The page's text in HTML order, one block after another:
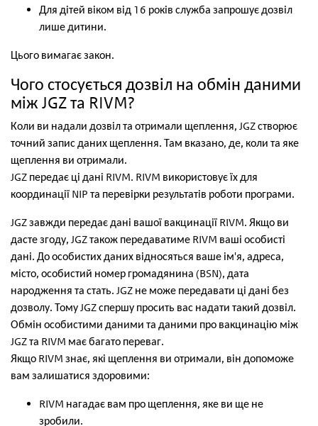
Для дітей віком від 16 років служба запрошує дозвіл
лише дитини.
Цього вимагає закон.
Чого стосується дозвіл на обмін даними
між JGZ та RIVM?
Коли ви надали дозвіл та отримали щеплення, JGZ створює
точний запис даних щеплення. Там вказано, де, коли та яке
щеплення ви отримали.
JGZ передає ці дані RIVM. RIVM використовує їх для
координації NIP та перевірки результатів роботи програми.
JGZ завжди передає дані вашої вакцинації RIVM. Якщо ви
дасте згоду, JGZ також передаватиме RIVM ваші особисті
дані. До особистих даних відносяться ваше ім'я, адреса,
місто, особистий номер громадянина (BSN), дата
народження та стать. JGZ не може передавати ці дані без
дозволу. Тому JGZ спершу просить вас надати такий дозвіл.
Обмін особистими даними та даними про вакцинацію між
JGZ та RIVM має багато переваг.
Якщо RIVM знає, які щеплення ви отримали, він допоможе
вам залишатися здоровими:
RIVM нагадає вам про щеплення, яке ви ще не
зробили.